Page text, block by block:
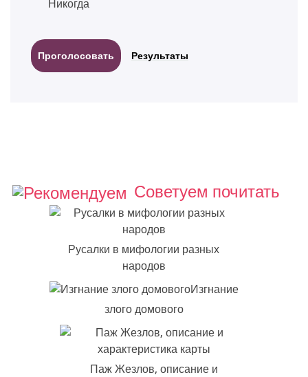
Никогда
Результаты
Советуем почитать
Русалки в мифологии разных
народов
Изгнание
злого домового
Паж Жезлов, описание и